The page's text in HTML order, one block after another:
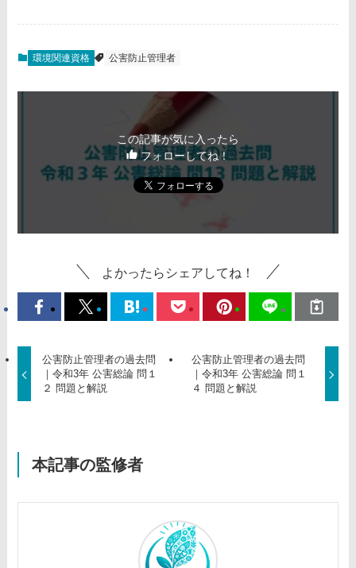
環境関連資格 公害防止管理者
この記事が気に入ったら
フォローしてね！
よかったらシェアしてね！
公害防止管理者の過去問
｜令和3年 公害総論 問１
２ 問題と解説
公害防止管理者の過去問
｜令和3年 公害総論 問１
４ 問題と解説
本記事の監修者